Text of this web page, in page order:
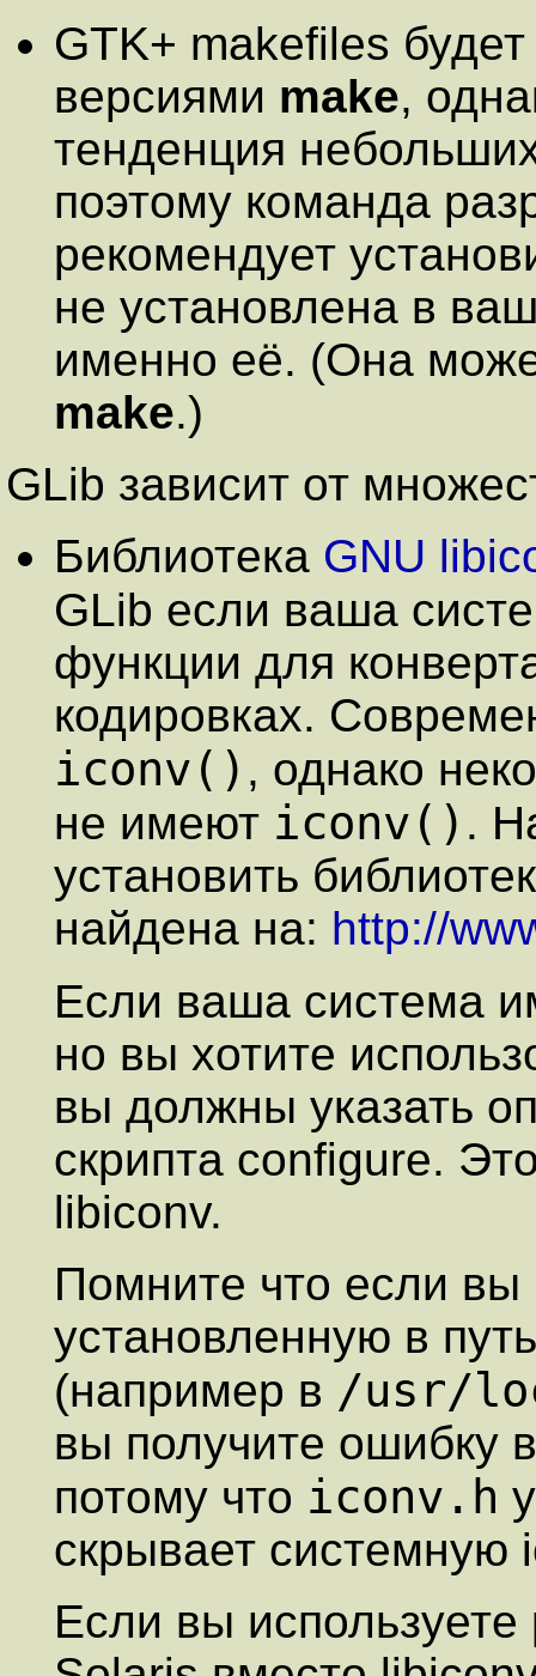
GTK+ makefiles
версиями make,
тенденция
поэтому команда
рекомендует
не установлена в
именно её. (Она
make.)
GLib зависит от
Библиотека GNU
GLib если ваша
функции для
кодировках.
iconv() , однако
не имеют iconv() .
установить
найдена на: http://
Если ваша система
но вы хотите
вы должны указать
скрипта configure.
libiconv.
Помните что если
установленную в
(например в /usr/
вы получите ошибку
потому что iconv.h
скрывает системную
Если вы